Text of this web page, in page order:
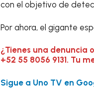
con el objetivo de
Por ahora, el gigante
¿Tienes una denuncia
+52 55 8056 9131. Tu
Sigue a Uno TV en